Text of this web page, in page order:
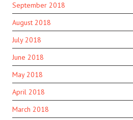
September 2018
August 2018
July 2018
June 2018
May 2018
April 2018
March 2018